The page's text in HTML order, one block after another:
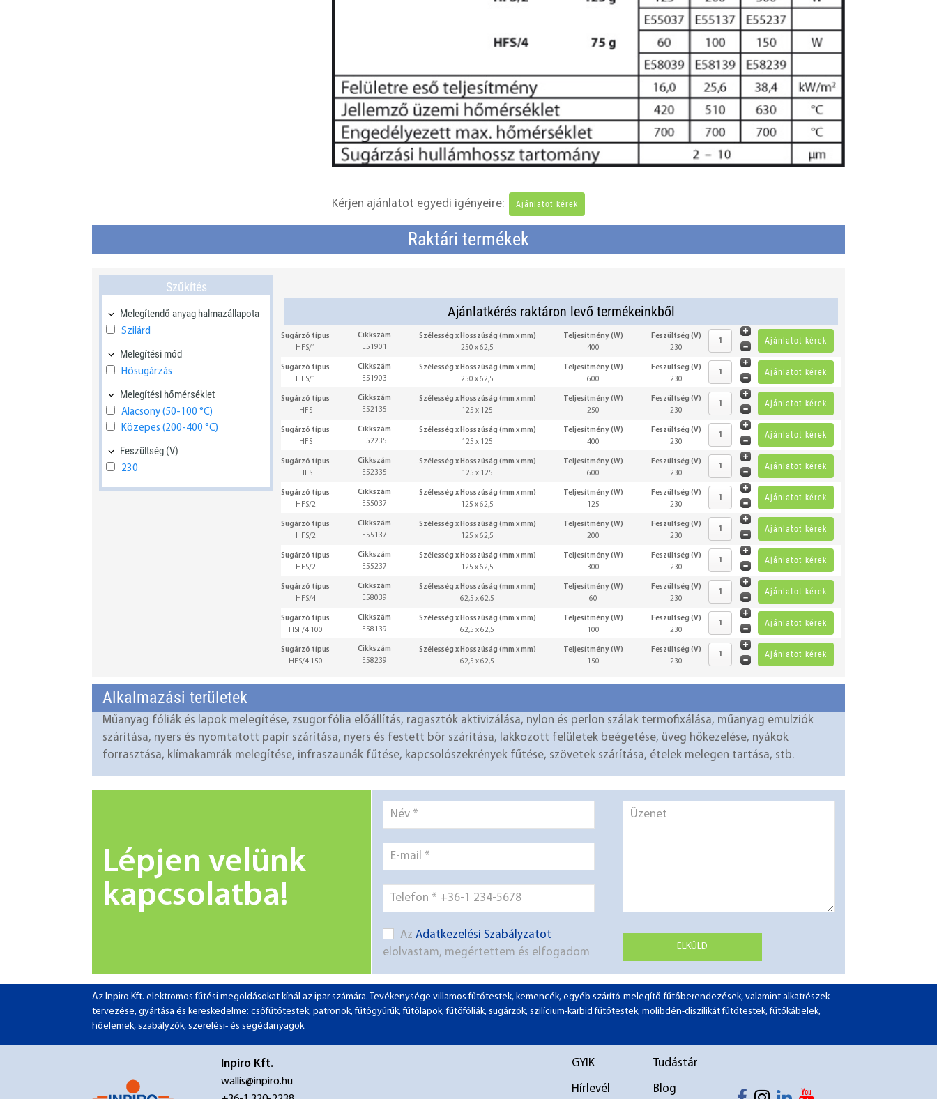
Kérjen ajánlatot egyedi igényeire: Ajánlatot kérek
Raktári termékek
Szűkítés
Melegítendő anyag halmazállapota
Szilárd
Melegítési mód
Hősugárzás
Melegítési hőmérséklet
Alacsony (50-100 °C)
Közepes (200-400 °C)
Feszültség (V)
230
Ajánlatkérés raktáron levő termékeinkből
Sugárzó típus
HFS/1
Cikkszám
E51901
Szélesség x Hosszúság (mm x mm)
250 x 62,5
Teljesítmény (W)
400
Feszültség (V)
230
Sugárzó típus
HFS/1
Cikkszám
E51903
Szélesség x Hosszúság (mm x mm)
250 x 62,5
Teljesítmény (W)
600
Feszültség (V)
230
Sugárzó típus
HFS
Cikkszám
E52135
Szélesség x Hosszúság (mm x mm)
125 x 125
Teljesítmény (W)
250
Feszültség (V)
230
Sugárzó típus
HFS
Cikkszám
E52235
Szélesség x Hosszúság (mm x mm)
125 x 125
Teljesítmény (W)
400
Feszültség (V)
230
Sugárzó típus
HFS
Cikkszám
E52335
Szélesség x Hosszúság (mm x mm)
125 x 125
Teljesítmény (W)
600
Feszültség (V)
230
Sugárzó típus
HFS/2
Cikkszám
E55037
Szélesség x Hosszúság (mm x mm)
125 x 62,5
Teljesítmény (W)
125
Feszültség (V)
230
Sugárzó típus
HFS/2
Cikkszám
E55137
Szélesség x Hosszúság (mm x mm)
125 x 62,5
Teljesítmény (W)
200
Feszültség (V)
230
Sugárzó típus
HFS/2
Cikkszám
E55237
Szélesség x Hosszúság (mm x mm)
125 x 62,5
Teljesítmény (W)
300
Feszültség (V)
230
Sugárzó típus
HFS/4
Cikkszám
E58039
Szélesség x Hosszúság (mm x mm)
62,5 x 62,5
Teljesítmény (W)
60
Feszültség (V)
230
Sugárzó típus
HSF/4 100
Cikkszám
E58139
Szélesség x Hosszúság (mm x mm)
62,5 x 62,5
Teljesítmény (W)
100
Feszültség (V)
230
Sugárzó típus
HFS/4 150
Cikkszám
E58239
Szélesség x Hosszúság (mm x mm)
62,5 x 62,5
Teljesítmény (W)
150
Feszültség (V)
230
Alkalmazási területek
Műanyag fóliák és lapok melegítése, zsugorfólia előállítás, ragasztók aktivizálása, nylon és perlon szálak termofixálása, műanyag emulziók
szárítása, nyers és nyomtatott papír szárítása, nyers és festett bőr szárítása, lakkozott felületek beégetése, üveg hőkezelése, nyákok
forrasztása, klímakamrák melegítése, infraszaunák fűtése, kapcsolószekrények fűtése, szövetek szárítása, ételek melegen tartása, stb.
Lépjen velünk
kapcsolatba!
Az Adatkezelési Szabályzatot
elolvastam, megértettem és elfogadom
ELKÜLD
Az Inpiro Kft. elektromos fűtési megoldásokat kínál az ipar számára. Tevékenysége villamos fűtőtestek, kemencék, egyéb szárító-melegítő-fűtőberendezések, valamint alkatrészek
tervezése, gyártása és kereskedelme: csőfűtőtestek, patronok, fűtőgyűrűk, fűtőlapok, fűtőfóliák, sugárzók, szilícium-karbid fűtőtestek, molibdén-diszilikát fűtőtestek, fűtőkábelek,
hőelemek, szabályzók, szerelési- és segédanyagok.
Inpiro Kft.
wallis@inpiro.hu
GYIK
Hírlevél
1
2
Tudástár
Blog